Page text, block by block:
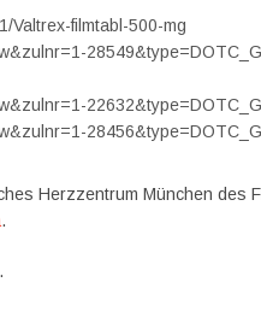
Valtrex-filmtabl-500-mg
Herzzentrum München des
.
.